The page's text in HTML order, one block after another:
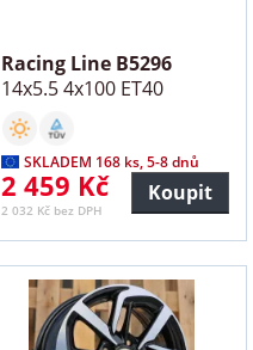
Racing Line B5296
14x5.5 4x100 ET40
SKLADEM 168 ks, 5-8 dnů
2 459 Kč
2 032 Kč bez DPH
Koupit